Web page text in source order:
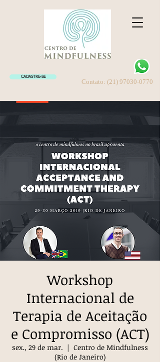
CADASTRE-SE
Contato: (21) 97030-0770
Workshop
Internacional de
Terapia de Aceitação
e Compromisso (ACT)
sex., 29 de mar.
  |
Centro de Mindfulness
(Rio de Janeiro)